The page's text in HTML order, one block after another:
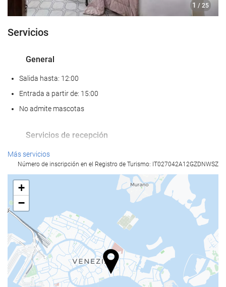
1 / 25
Servicios
General
Salida hasta: 12:00
Entrada a partir de: 15:00
No admite mascotas
Servicios de recepción
Recepción 24 horas
Guardaequipaje
Comida y bebida
Restaurante a la carta
Bar
Instalaciones de negocios
Centro de negocios
Más servicios
Número de inscripción en el Registro de Turismo: IT027042A12GZDNWSZ
+
−